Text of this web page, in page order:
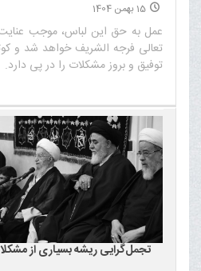
15 بهمن 1404
عمل به حق این لباس، موجب
تعالی فرجه الشریف خواهد شد و
توفیق و بروز مشکلات را در پی دارد.‌
تجمل‌گرایی ریشه بسیاری از